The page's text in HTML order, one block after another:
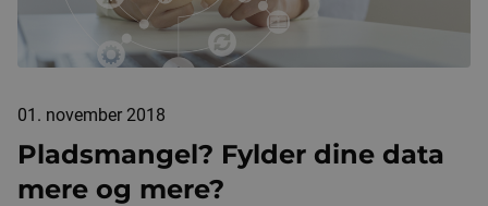
01. november 2018
Pladsmangel? Fylder dine data
mere og mere?